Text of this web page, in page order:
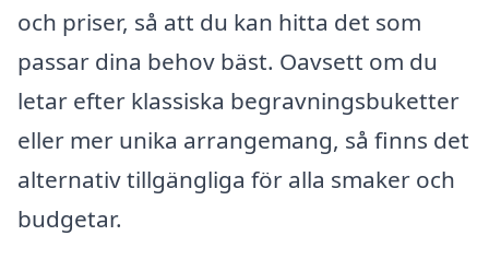
och priser, så att du kan hitta det som
passar dina behov bäst. Oavsett om du
letar efter klassiska begravningsbuketter
eller mer unika arrangemang, så finns det
alternativ tillgängliga för alla smaker och
budgetar.